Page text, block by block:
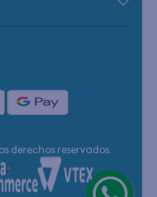
derechos reservados.